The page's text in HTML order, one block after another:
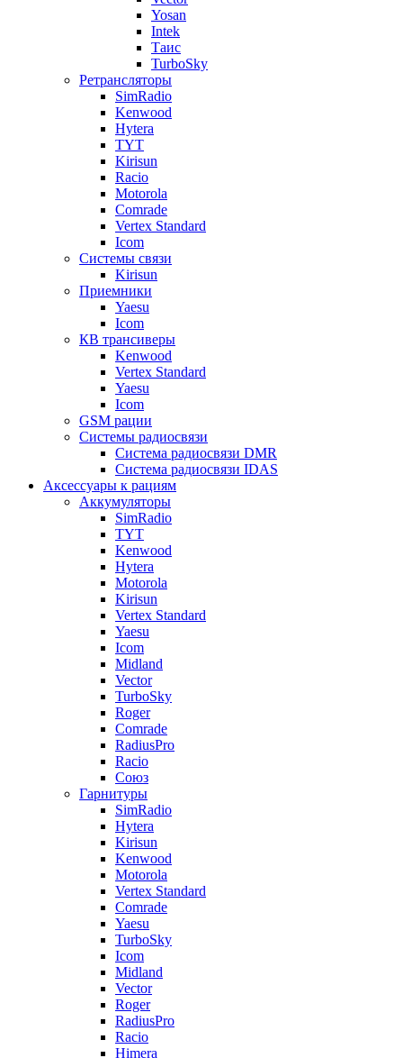
Yosan
Intek
Таис
TurboSky
Ретрансляторы
SimRadio
Kenwood
Hytera
TYT
Kirisun
Racio
Motorola
Comrade
Vertex Standard
Icom
Системы связи
Kirisun
Приемники
Yaesu
Icom
КВ трансиверы
Kenwood
Vertex Standard
Yaesu
Icom
GSM рации
Системы радиосвязи
Система радиосвязи DMR
Система радиосвязи IDAS
Аксессуары к рациям
Аккумуляторы
SimRadio
TYT
Kenwood
Hytera
Motorola
Kirisun
Vertex Standard
Yaesu
Icom
Midland
Vector
TurboSky
Roger
Comrade
RadiusPro
Racio
Союз
Гарнитуры
SimRadio
Hytera
Kirisun
Kenwood
Motorola
Vertex Standard
Comrade
Yaesu
TurboSky
Icom
Midland
Vector
Roger
RadiusPro
Racio
Himera